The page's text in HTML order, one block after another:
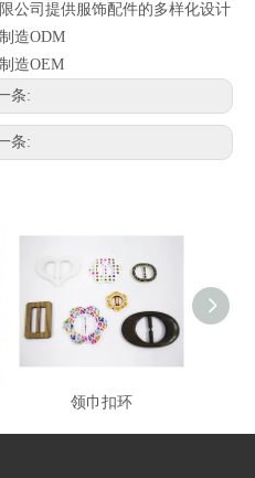
公司提供服饰配件的多样化设计
造ODM
造OEM
条:
条:
领巾扣环